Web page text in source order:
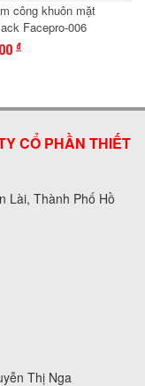
công khuôn mặt
Facepro-006
đ
CỔ PHẦN THIẾT
Lài, Thành Phố Hồ
Thị Nga